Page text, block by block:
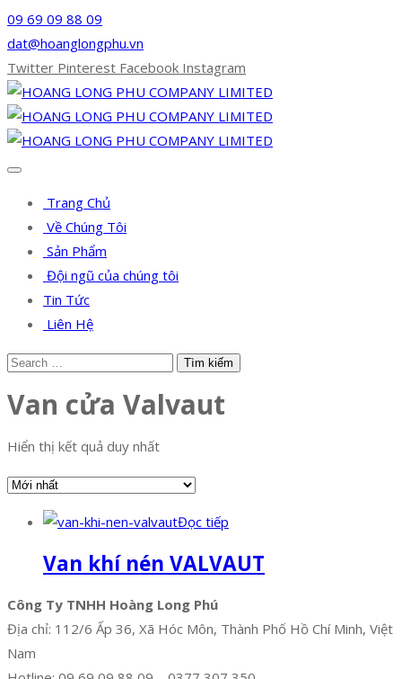
09 69 09 88 09
dat@hoanglongphu.vn
Twitter Pinterest Facebook Instagram
Trang Chủ
Về Chúng Tôi
Sản Phẩm
Đội ngũ của chúng tôi
Tin Tức
Liên Hệ
Van cửa Valvaut
Hiển thị kết quả duy nhất
Đọc tiếp
Van khí nén VALVAUT
Công Ty TNHH Hoàng Long Phú
Địa chỉ: 112/6 Ấp 36, Xã Hóc Môn, Thành Phố Hồ Chí Minh, Việt
Nam